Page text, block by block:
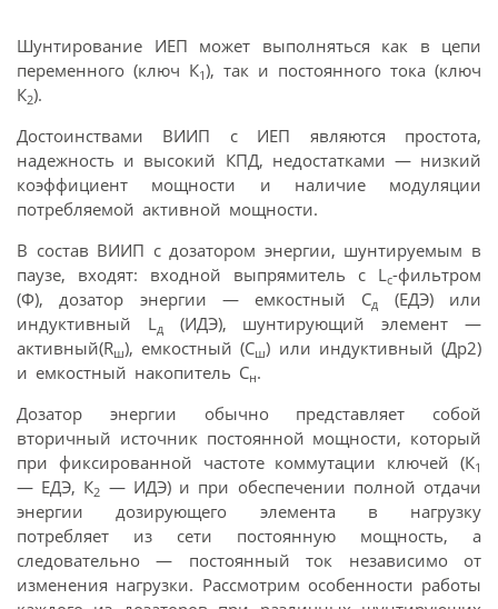
Шунтирование ИЕП может выполняться как в цепи
переменного (ключ К1), так и постоянного тока (ключ
К2).
Достоинствами ВИИП с ИЕП являются простота,
надежность и высокий КПД, недостатками — низкий
коэффициент мощности и наличие модуляции
потребляемой активной мощности.
В состав ВИИП с дозатором энергии, шунтируемым в
паузе, входят: входной выпрямитель с L с-фильтром
(Ф), дозатор энергии — емкостный Сд
(ЕДЭ) или
индуктивный L д(ИДЭ), шунтирующий элемент —
активный(Rш), емкостный (Cш) или индуктивный (Др2)
и емкостный накопитель Сн.
Дозатор энергии обычно представляет собой
вторичный источник постоянной мощности, который
при фиксированной частоте коммутации ключей (К1
— ЕДЭ, К2 — ИДЭ) и при обеспечении полной отдачи
энергии дозирующего элемента в нагрузку
потребляет из сети постоянную мощность, а
следовательно — постоянный ток независимо от
изменения нагрузки. Рассмотрим особенности работы